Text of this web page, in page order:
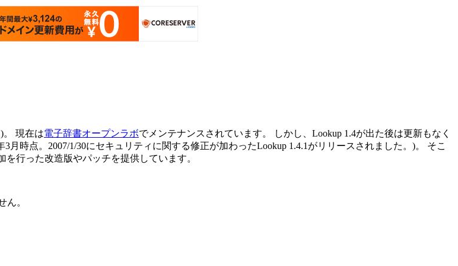
。 現在は電子辞書オープンラボでメンテナンスされています。 しかし、Lookup 1.4が出た後は更新もなく
時点。2007/1/30にセキュリティに関する修正が加わったLookup 1.4.1がリリースされました。)。 そこ
行った改造版やパッチを提供しています。
ん。